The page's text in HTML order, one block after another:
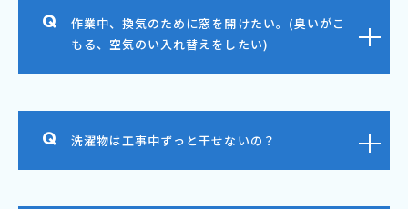
作業中、換気のために窓を開けたい。(臭いがこ
もる、空気のい入れ替えをしたい)
洗濯物は工事中ずっと干せないの？